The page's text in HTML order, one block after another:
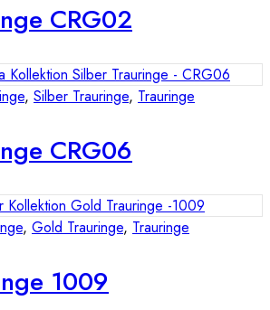
CRG02
, Silber Trauringe, Trauringe
CRG06
, Gold Trauringe, Trauringe
1009